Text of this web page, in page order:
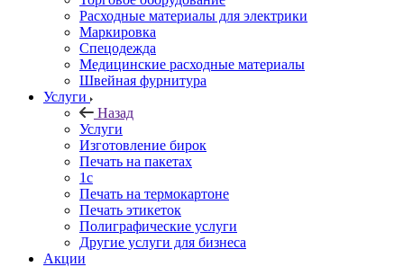
Расходные материалы для электрики
Маркировка
Спецодежда
Медицинские расходные материалы
Швейная фурнитура
Услуги
Назад
Услуги
Изготовление бирок
Печать на пакетах
1c
Печать на термокартоне
Печать этикеток
Полиграфические услуги
Другие услуги для бизнеса
Акции